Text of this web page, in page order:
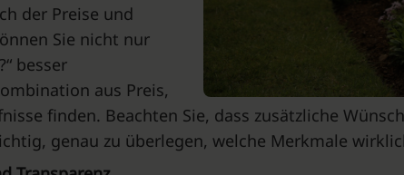
der Preise und
Sie nicht nur
besser
aus Preis,
finden. Beachten Sie, dass zusätzliche
genau zu überlegen, welche Merkmale